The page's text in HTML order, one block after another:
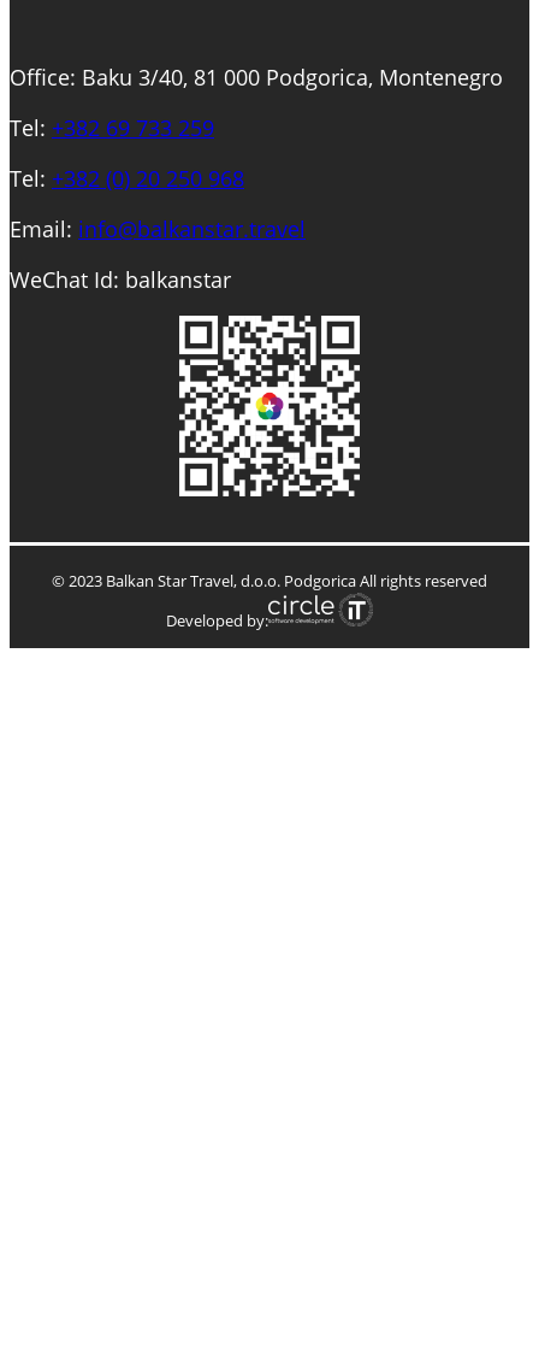
Office: Baku 3/40, 81 000 Podgorica, Montenegro
Tel: +382 69 733 259
Tel: +382 (0) 20 250 968
Email: info@balkanstar.travel
WeChat Id: balkanstar
© 2023 Balkan Star Travel, d.o.o. Podgorica All rights reserved
Developed by: